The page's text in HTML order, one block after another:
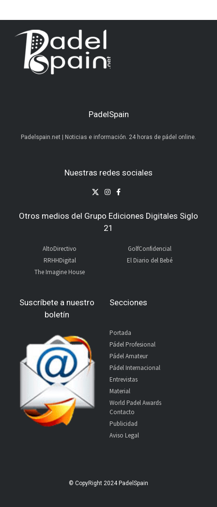
PadelSpain
Padelspain.net | Noticias e información. 24 horas de pádel online.
Nuestras redes sociales
Otros medios del Grupo Ediciones Digitales Siglo
21
AltoDirectivo
RRHHDigital
The Imagine House
GolfConfidencial
El Diario del Bebé
Suscríbete a nuestro
boletín
Secciones
Portada
Pádel Profesional
Pádel Amateur
Pádel Internacional
Entrevistas
Material
World Padel Awards
Contacto
Publicidad
Aviso Legal
© CopyRight 2024 PadelSpain